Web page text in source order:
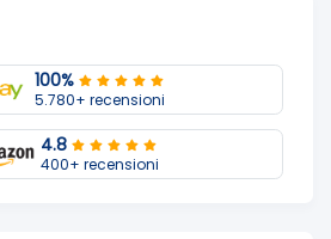
100%
5.780+ recensioni
4.8
400+ recensioni